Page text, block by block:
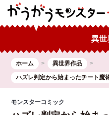
異世
ホーム
異世界作品
ハズレ判定から始まったチート魔
モンスターコミック